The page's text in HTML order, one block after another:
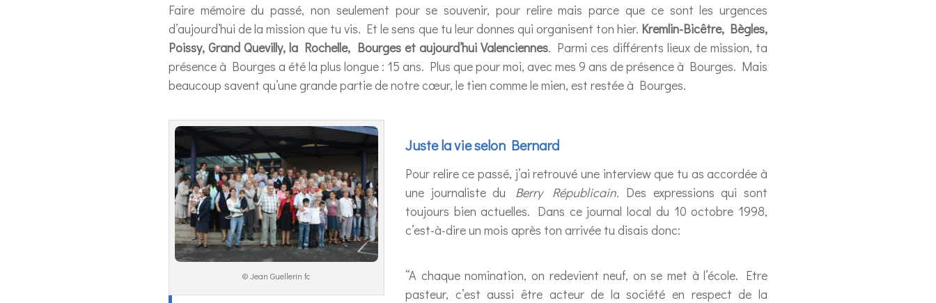
Faire mémoire du passé, non seulement pour se souvenir, pour relire mais parce que ce sont les urgences
d’aujourd’hui de la mission que tu vis. Et le sens que tu leur donnes qui organisent ton hier. Kremlin-Bicêtre, Bègles,
Poissy, Grand Quevilly, la Rochelle, Bourges et aujourd’hui Valenciennes. Parmi ces différents lieux de mission, ta
présence à Bourges a été la plus longue : 15 ans. Plus que pour moi, avec mes 9 ans de présence à Bourges. Mais
beaucoup savent qu’une grande partie de notre cœur, le tien comme le mien, est restée à Bourges.
© Jean Guellerin fc
Juste la vie selon Bernard
Pour relire ce passé, j’ai retrouvé une interview que tu as accordée à
une journaliste du Berry Républicain. Des expressions qui sont
toujours bien actuelles. Dans ce journal local du 10 octobre 1998,
c’est-à-dire un mois après ton arrivée tu disais donc:
“A chaque nomination, on redevient neuf, on se met à l’école. Etre
pasteur, c’est aussi être acteur de la société en respect de la